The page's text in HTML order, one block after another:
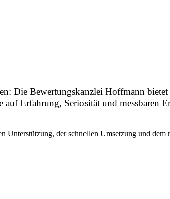
Die Bewertungskanzlei Hoffmann
Erfahrung, Seriosität und messbaren
Unterstützung, der schnellen Umsetzung und dem